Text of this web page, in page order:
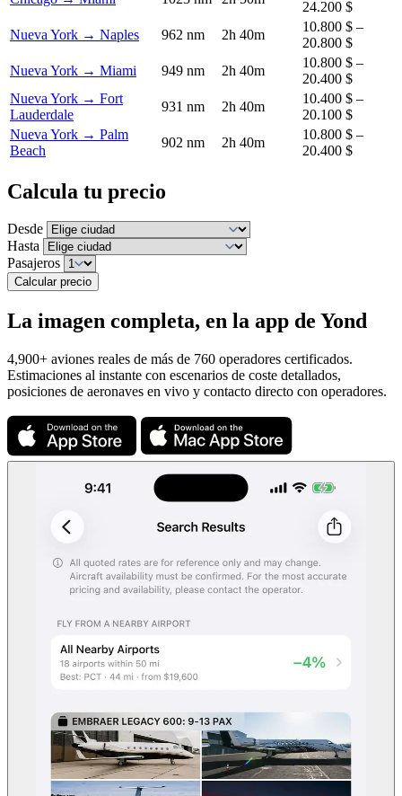
24.200 $
Nueva York → Naples
962 nm 2h 40m
10.800 $ –
20.800 $
Nueva York → Miami
949 nm 2h 40m
10.800 $ –
20.400 $
Nueva York → Fort
Lauderdale
931 nm 2h 40m
10.400 $ –
20.100 $
Nueva York → Palm
Beach
902 nm 2h 40m
10.800 $ –
20.400 $
Calcula tu precio
Desde
Hasta
Pasajeros
Calcular precio
La imagen completa, en la app de Yond
4,900+ aviones reales de más de 760 operadores certificados.
Estimaciones al instante con escenarios de coste detallados,
posiciones de aeronaves en vivo y contacto directo con operadores.